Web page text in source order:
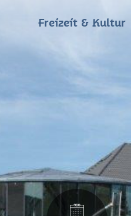
Freizeit & Kultur